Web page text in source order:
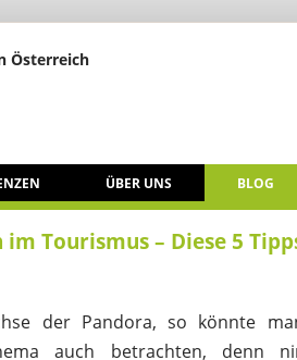
Österreich
ÜBER UNS BLOG
Tourismus – Diese 5
der Pandora, so könnte
auch betrachten, denn